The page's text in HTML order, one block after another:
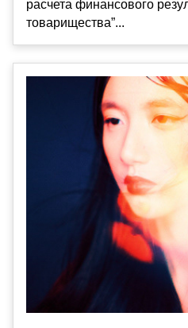
расчета финансового
товарищества”...